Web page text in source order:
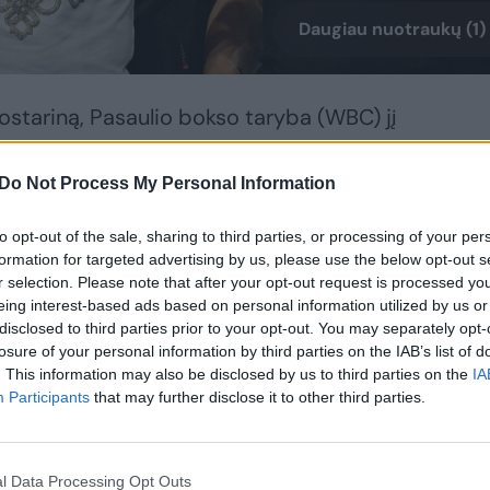
Do Not Process My Personal Information
opt-out of the sale, sharing to third parties, or processing of your
for targeted advertising by us, please use the below opt-out
selection. Please note that after your opt-out request is processed
interest-based ads based on personal information utilized by us
to third parties prior to your opt-out. You may separately
of your personal information by third parties on the IAB’s list of
This information may also be disclosed by us to third parties on the
Participants that may further disclose it to other third parties.
Data Processing Opt Outs
Daugiau nuotraukų (1)
Pasaulio bokso taryba (WBC) jį
kovai. A.Povetkinas turėjo kautis
bet Kanadai atstovaujantis
bijodami prarasti pinigus ir
J.Duhaupas. Kaip ir reikėjo
35 metų prancūzą.